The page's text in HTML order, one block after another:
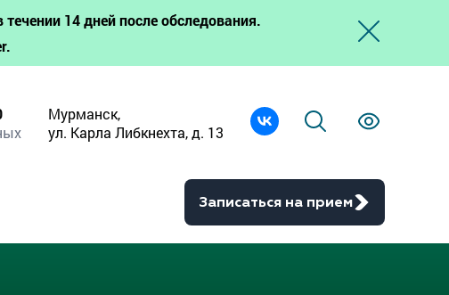
14 дней после обследования.
Мурманск,
ул. Карла Либкнехта, д. 13
Записаться на прием